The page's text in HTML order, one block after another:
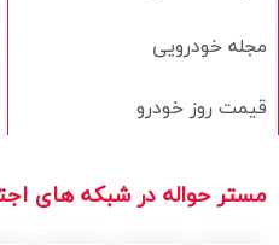
مجله خودرویی
قیمت روز خودرو
مستر حواله در شبکه های